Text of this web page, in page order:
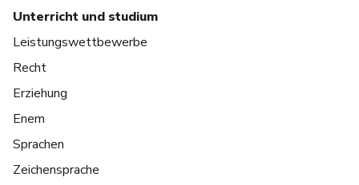
Unterricht und studium
Leistungswettbewerbe
Recht
Erziehung
Enem
Sprachen
Zeichensprache